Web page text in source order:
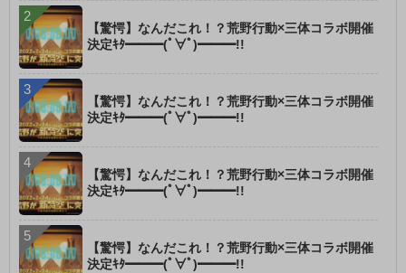
【驚愕】なんだこれ！？荒野行動×三体コラボ開催
決定ｷﾀ━━━(ﾟ∀ﾟ)━━━!!
【驚愕】なんだこれ！？荒野行動×三体コラボ開催
決定ｷﾀ━━━(ﾟ∀ﾟ)━━━!!
【驚愕】なんだこれ！？荒野行動×三体コラボ開催
決定ｷﾀ━━━(ﾟ∀ﾟ)━━━!!
【驚愕】なんだこれ！？荒野行動×三体コラボ開催
決定ｷﾀ━━━(ﾟ∀ﾟ)━━━!!